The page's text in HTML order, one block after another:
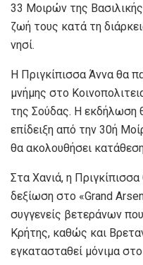
33 Μοιρών της
ζωή τους κατά τη
νησί.
Η Πριγκίπισσα Άννα θα
μνήμης στο
της Σούδας. Η εκδήλωση
επίδειξη από την 30ή
θα ακολουθήσει
Στα Χανιά, η
δεξίωση στο «Grand
συγγενείς βετεράνων
Κρήτης, καθώς και
εγκατασταθεί μόνιμα στο